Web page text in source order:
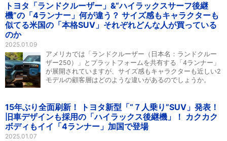
トヨタ「ランドクルーザー」&“ハイラックスサーフ後継
機”の「4ランナー」何が違う？ サイズ感もキャラクターも
似てる米国の「本格SUV」それぞれどんな人が買っている
のか
2025.01.09
アメリカでは「ランドクルーザー（日本名：ランドクルー
ザー250）」とプラットフォームを共有する「4ランナー」
が展開されていますが、サイズ感もキャラクターも近しい2
モデルの顧客層はどのような違いがあるのでしょうか。
15年ぶり全面刷新！ トヨタ新型「“７人乗り”SUV」発表！
旧車デザインも採用の「ハイラックス後継機」！ カクカク
ボディもイイ「4ランナー」加国で登場
2025.01.07